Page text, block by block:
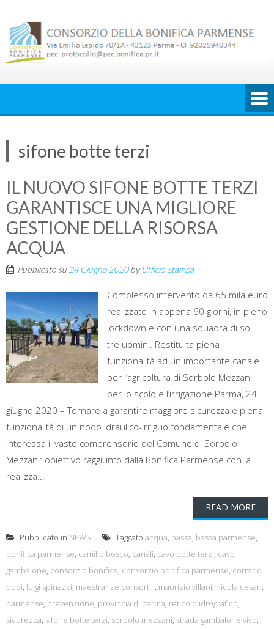
content
sifone botte terzi
IL NUOVO SIFONE BOTTE TERZI
GARANTISCE UNA MIGLIORE
GESTIONE DELLA RISORSA
ACQUA
Pubblicato su 24 Giugno 2020by Ufficio Stampa
Complesso intervento da 65 mila euro
realizzato in appena 60 giorni, in pieno
lockdown e con una squadra di soli
tre uomini. Restituita piena
funzionalità ad un importante canale
per l’agricoltura di Sorbolo Mezzani
per lo scolo e l’irrigazione Parma, 24
giugno 2020 – Tornare a garantire maggiore sicurezza e piena
funzionalità di un nodo idraulico-irriguo fondamentale che
interessa il vasto comprensorio del Comune di Sorbolo
Mezzani: obiettivo raggiunto dalla Bonifica Parmense con la
realizza...
READ MORE
Pubblicato in NEWS Taggato acqua, bassa, bassa parmense,
bonifica parmense, camillo bosco, canali, cavo botte terzi, cavo
gambalone, consorzio bonifica, consorzio bonifica parmense, corrado
dodi, luigi spinazzi, maestranze consortili, maurizio villani, nicola cesari,
parmense, prevenzione, provincia di parma, reticolo idrografico,
sicurezza, sifone botte terzi, sorbolo mezzani, strada gambalone vivo,